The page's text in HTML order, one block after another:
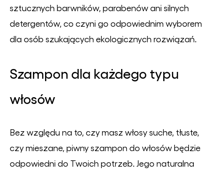
sztucznych barwników, parabenów ani silnych
detergentów, co czyni go odpowiednim wyborem
dla osób szukających ekologicznych rozwiązań.
Szampon dla każdego typu
włosów
Bez względu na to, czy masz włosy suche, tłuste,
czy mieszane, piwny szampon do włosów będzie
odpowiedni do Twoich potrzeb. Jego naturalna